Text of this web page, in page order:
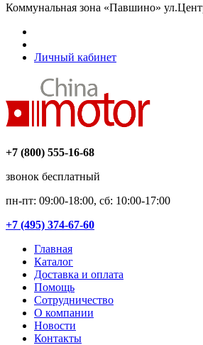
Коммунальная зона «Павшино»
Личный кабинет
+7 (800) 555-16-68
звонок бесплатный
пн-пт: 09:00-18:00, сб: 10:00-17:00
+7 (495) 374-67-60
Главная
Каталог
Доставка и оплата
Помощь
Сотрудничество
О компании
Новости
Контакты